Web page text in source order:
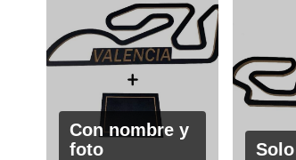
Con nombre y
foto